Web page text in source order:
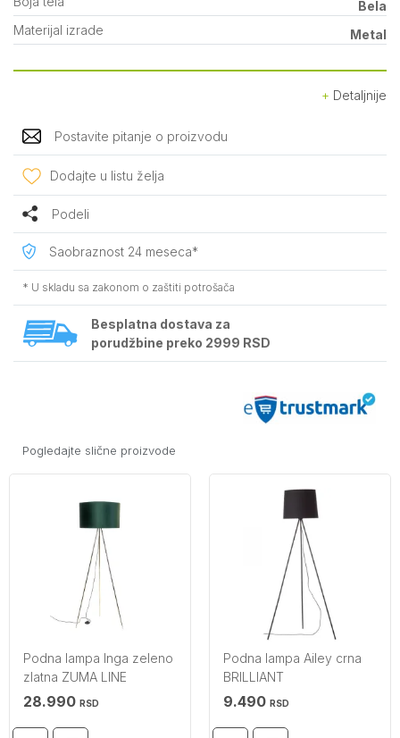
Bela
Materijal izrade
Metal
Detaljnije
Postavite pitanje o proizvodu
Dodajte u listu želja
Podeli
Saobraznost 24 meseca*
* U skladu sa zakonom o zaštiti potrošača
Besplatna dostava za
porudžbine preko 2999 RSD
Pogledajte slične proizvode
Podna lampa Inga zeleno
zlatna ZUMA LINE
28.990 RSD
Podna lampa Ailey crna
BRILLIANT
9.490 RSD